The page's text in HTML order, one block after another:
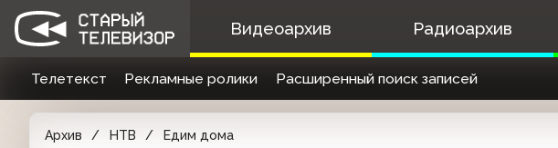
Видеоархив Радиоархив
Телетекст Рекламные ролики Расширенный поиск записей
Архив НТВ Едим дома